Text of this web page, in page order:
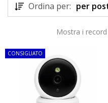
Ordina per: per
Mostra i
CONSIGLIATO